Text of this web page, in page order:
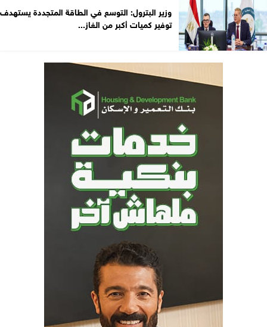
وزير البترول: التوسع في الطاقة المتجددة يستهدف
توفير كميات أكبر من الغاز...